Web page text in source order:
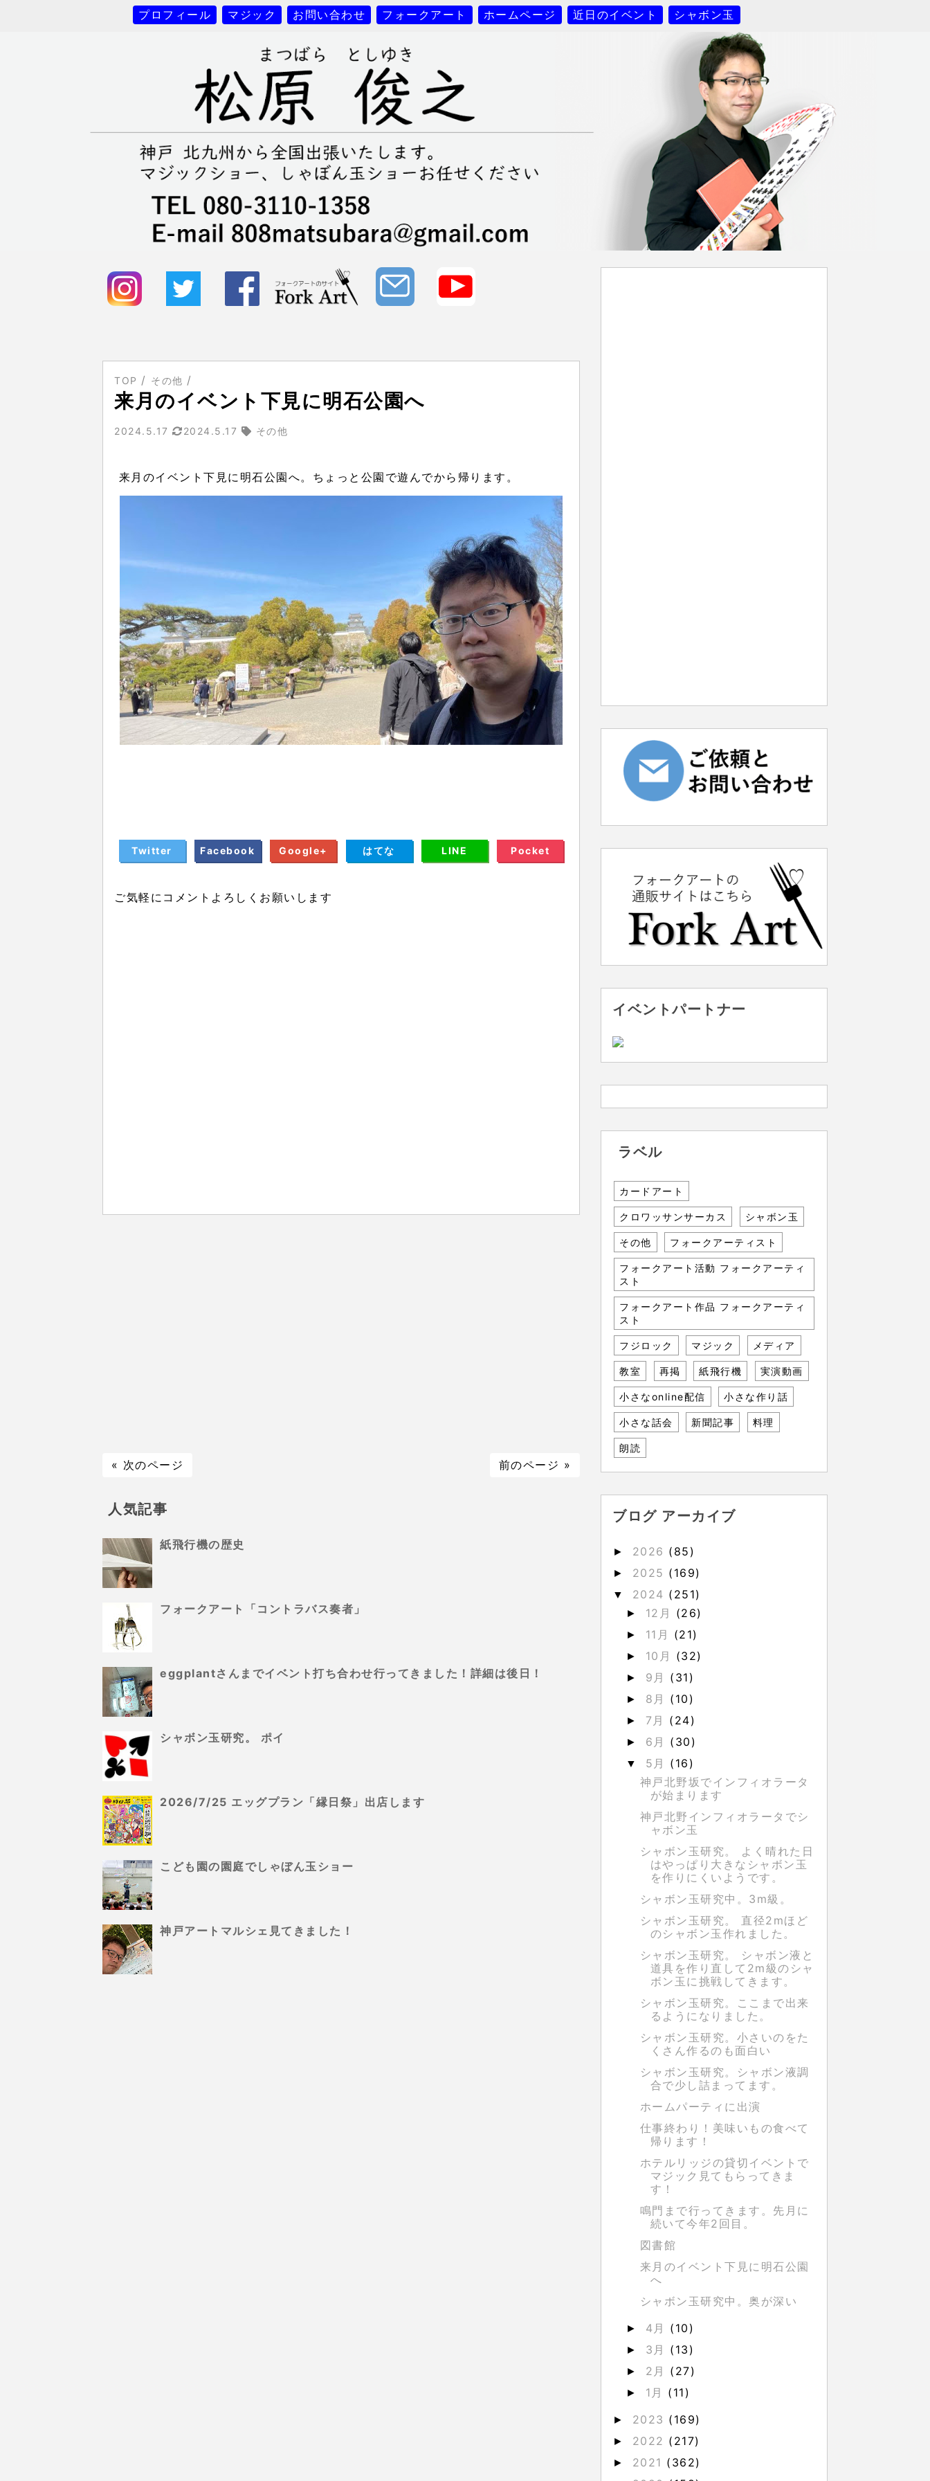
プロフィール マジック お問い合わせ フォークアート ホームページ 近日のイベント シャボン玉
TOP その他
来月のイベント下見に明石公園へ
2024.5.17 2024.5.17 その他
来月のイベント下見に明石公園へ。ちょっと公園で遊んでから帰ります。
Twitter Facebook Google+ はてな LINE Pocket
ご気軽にコメントよろしくお願いします
« 次のページ 前のページ »
人気記事
紙飛行機の歴史
フォークアート「コントラバス奏者」
eggplantさんまでイベント打ち合わせ行ってきました！詳細は後日！
シャボン玉研究。 ポイ
2026/7/25 エッグプラン「縁日祭」出店します
こども園の園庭でしゃぼん玉ショー
神戸アートマルシェ見てきました！
イベントパートナー
ラベル
カードアート
クロワッサンサーカス シャボン玉
その他 フォークアーティスト
フォークアート活動 フォークアーティ
スト
フォークアート作品 フォークアーティ
スト
フジロック マジック メディア
教室 再掲 紙飛行機 実演動画
小さなonline配信 小さな作り話
小さな話会 新聞記事 料理
朗読
ブログ アーカイブ
► 2026 (85)
► 2025 (169)
▼ 2024 (251)
► 12月 (26)
► 11月 (21)
► 10月 (32)
► 9月 (31)
► 8月 (10)
► 7月 (24)
► 6月 (30)
▼ 5月 (16)
神戸北野坂でインフィオラータ
が始まります
神戸北野インフィオラータでシ
ャボン玉
シャボン玉研究。 よく晴れた日
はやっぱり大きなシャボン玉
を作りにくいようです。
シャボン玉研究中。3m級。
シャボン玉研究。 直径2mほど
のシャボン玉作れました。
シャボン玉研究。 シャボン液と
道具を作り直して2m級のシャ
ボン玉に挑戦してきます。
シャボン玉研究。ここまで出来
るようになりました。
シャボン玉研究。小さいのをた
くさん作るのも面白い
シャボン玉研究。シャボン液調
合で少し詰まってます。
ホームパーティに出演
仕事終わり！美味いもの食べて
帰ります！
ホテルリッジの貸切イベントで
マジック見てもらってきま
す！
鳴門まで行ってきます。先月に
続いて今年2回目。
図書館
来月のイベント下見に明石公園
へ
シャボン玉研究中。奥が深い
► 4月 (10)
► 3月 (13)
► 2月 (27)
► 1月 (11)
► 2023 (169)
► 2022 (217)
► 2021 (362)